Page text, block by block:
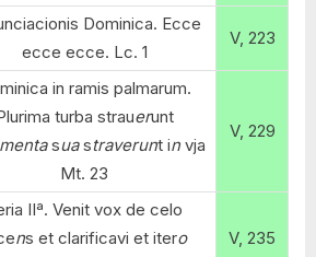
Dominica. Ecce
ecce ecce. Lc. 1
V, 223
in ramis palmarum.
turba strauerunt
mentasuastraverunt in vja
Mt. 23
V, 229
IIª. Venit vox de celo
ns et clarificavi et itero
V, 235